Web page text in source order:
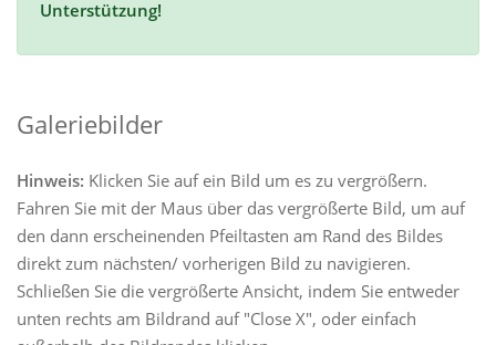
Unterstützung!
Galeriebilder
Hinweis: Klicken Sie auf ein Bild um es zu vergrößern.
Fahren Sie mit der Maus über das vergrößerte Bild, um auf
den dann erscheinenden Pfeiltasten am Rand des Bildes
direkt zum nächsten/ vorherigen Bild zu navigieren.
Schließen Sie die vergrößerte Ansicht, indem Sie entweder
unten rechts am Bildrand auf "Close X", oder einfach